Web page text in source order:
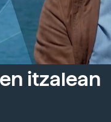
itzalean